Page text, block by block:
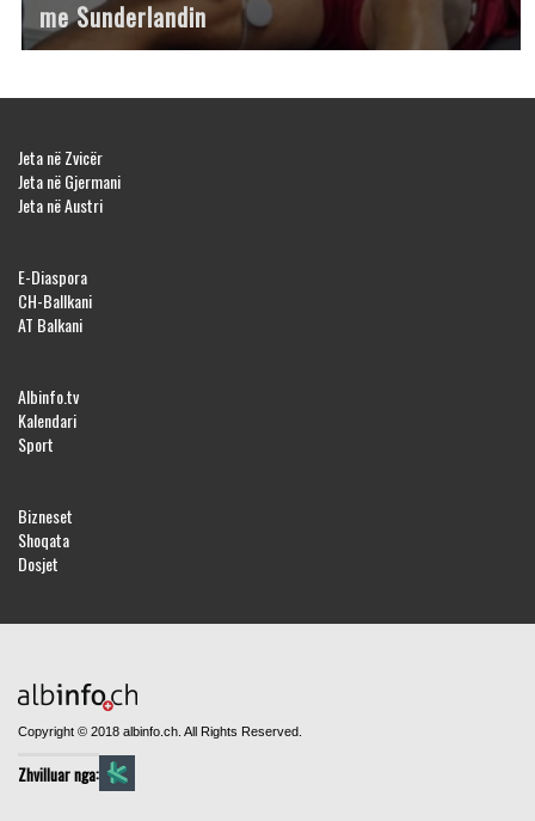
me Sunderlandin
Jeta në Zvicër
Jeta në Gjermani
Jeta në Austri
E-Diaspora
CH-Ballkani
AT Balkani
Albinfo.tv
Kalendari
Sport
Bizneset
Shoqata
Dosjet
Copyright © 2018 albinfo.ch. All Rights Reserved.
Zhvilluar nga: